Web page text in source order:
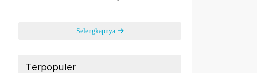
Selengkapnya
Terpopuler